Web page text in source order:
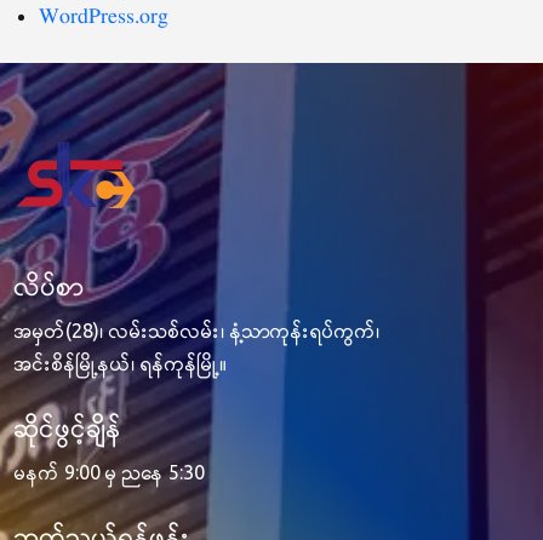
WordPress.org
လိပ်စာ
အမှတ်(28)၊ လမ်းသစ်လမ်း၊ နံ့သာကုန်းရပ်ကွက်၊
အင်းစိန်မြို့နယ်၊ ရန်ကုန်မြို့။
ဆိုင်ဖွင့်ချိန်
မနက် 9:00 မှ ညနေ 5:30